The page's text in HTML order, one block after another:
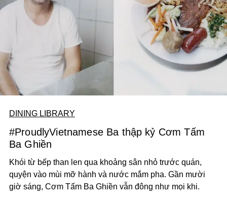
DINING LIBRARY
#ProudlyVietnamese Ba thập kỷ Cơm Tấm
Ba Ghiền
Khói từ bếp than len qua khoảng sân nhỏ trước quán,
quyện vào mùi mỡ hành và nước mắm pha. Gần mười
giờ sáng, Cơm Tấm Ba Ghiền vẫn đông như mọi khi.